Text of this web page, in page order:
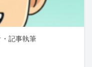
記事執筆